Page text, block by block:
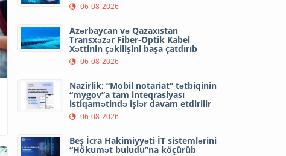
06-08-2026
Azərbaycan və Qazaxıstan
Transxəzər Fiber-Optik Kabel
Xəttinin çəkilişini başa çatdırıb
06-08-2026
Nazirlik: “Mobil notariat” tətbiqinin
“mygov”a tam inteqrasiyası
istiqamətində işlər davam etdirilir
06-08-2026
Beş İcra Hakimiyyəti İT sistemlərini
“Hökumət buludu”na köçürüb